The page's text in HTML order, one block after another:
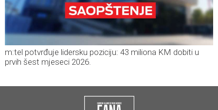
m:tel potvrđuje lidersku poziciju: 43 miliona KM dobiti u
prvih šest mjeseci 2026.